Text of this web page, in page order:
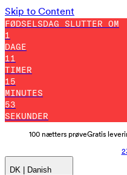
Skip to Content
FØDSELSDAG SLUTTER OM
1
DAGE
11
TIMER
15
MINUTES
47
SEKUNDER
100 nætters prøveGratis
DK | Danish